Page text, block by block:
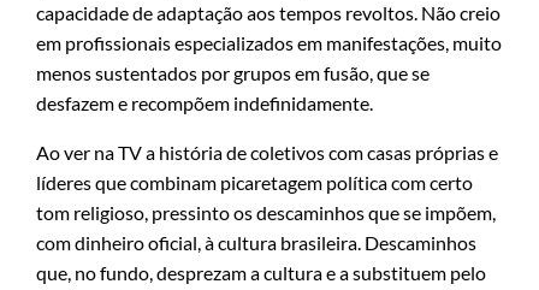
capacidade de adaptação aos tempos revoltos. Não creio
em profissionais especializados em manifestações, muito
menos sustentados por grupos em fusão, que se
desfazem e recompõem indefinidamente.
Ao ver na TV a história de coletivos com casas próprias e
líderes que combinam picaretagem política com certo
tom religioso, pressinto os descaminhos que se impõem,
com dinheiro oficial, à cultura brasileira. Descaminhos
que, no fundo, desprezam a cultura e a substituem pelo